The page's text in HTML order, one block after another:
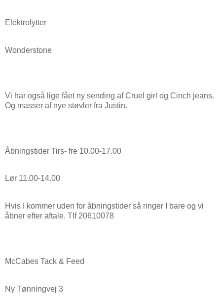
Elektrolytter
Wonderstone
Vi har også lige fået ny sending af Cruel girl og Cinch jeans.
Og masser af nye støvler fra Justin.
Åbningstider Tirs- fre 10.00-17.00
Lør 11.00-14.00
Hvis I kommer uden for åbningstider så ringer I bare og vi
åbner efter aftale. Tlf 20610078
McCabes Tack & Feed
Ny Tønningvej 3